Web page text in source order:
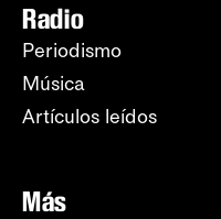
Radio
Periodismo
Música
Artículos leídos
Más